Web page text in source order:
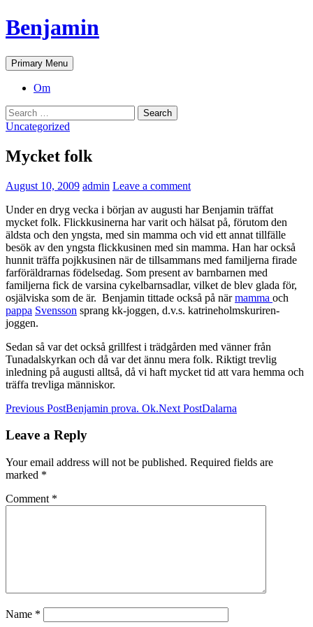
Skip
to
Benjamin
Search
Primary Menu
Om
Search
for:
Uncategorized
Mycket folk
August 10, 2009 admin Leave a comment
Under en dryg vecka i början av augusti har Benjamin träffat
mycket folk. Flickkusinerna har varit och hälsat på, förutom den
äldsta och den yngsta, med sin mamma och vid ett annat tillfälle
besök av den yngsta flickkusinen med sin mamma. Han har också
hunnit träffa pojkkusinen när de tillsammans med familjerna firade
farföräldrarnas födelsedag. Som present av barnbarnen med
familjerna fick de varsina cykelbarnsadlar, vilket de blev glada för,
osjälviska som de är. Benjamin tittade också på närmamma och
pappa Svensson sprang kk-joggen, d.v.s. katrineholmskuriren-
joggen.
Sedan så var det också grillfest i trädgården med vänner från
Tunadalskyrkan och då var det ännu mera folk. Riktigt trevlig
inledning på augusti alltså, då vi haft mycket tid att vara hemma och
träffa trevliga människor.
Post
navigation
Previous PostBenjamin prova. Ok.Next PostDalarna
Leave a Reply
Your email address will not be published. Required fields are
marked *
Comment *
Name *